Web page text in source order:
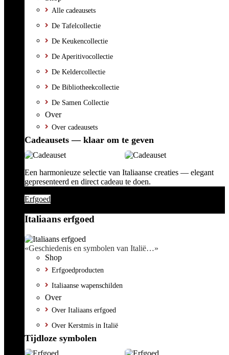
Alle cadeausets
De Tafelcollectie
De Keukencollectie
De Aperitivocollectie
De Keldercollectie
De Bibliotheekcollectie
De Samen Collectie
Over
Over cadeausets
Cadeausets — klaar om te geven
Een harmonieuze selectie van Italiaanse creaties — elegant
gepresenteerd en direct cadeau te doen.
Erfgoed
Italiaans erfgoed
«Geschiedenis en symbolen van Italië…»
Shop
Erfgoedproducten
Italiaanse wapenschilden
Over
Over Italiaans erfgoed
Over Kerstmis in Italië
Tijdloze symbolen